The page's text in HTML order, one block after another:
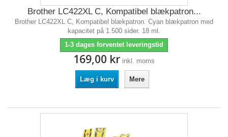
Brother LC422XL C, Kompatibel blækpatron...
Brother LC422XL C, Kompatibel blækpatron. Cyan blækpatron med
kapacitet på 1.500 sider. 18 ml.
1-3 dages forventet leveringstid
169,00 kr inkl. moms
Læg i kurv Mere